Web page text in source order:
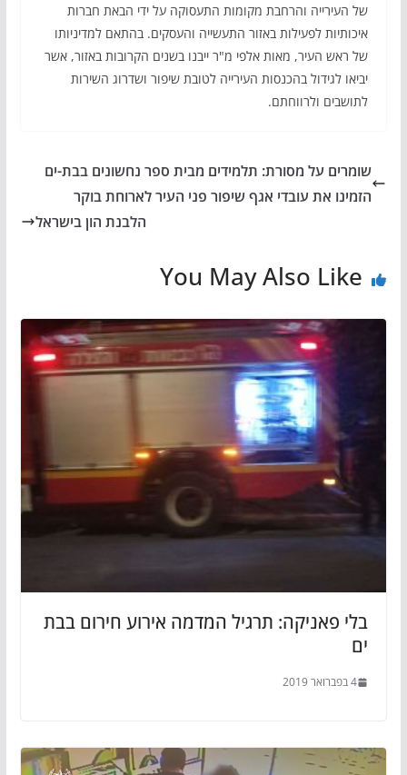
של העירייה והרחבת מקומות התעסוקה על ידי הבאת חברות
איכותיות לפעילות באזור התעשייה והעסקים. בהתאם למדיניותו
של ראש העיר, מאות אלפי מ"ר ייבנו בשנים הקרובות באזור, אשר
יביאו לגידול בהכנסות העירייה לטובת שיפור ושדרוג השירות
לתושבים ולרווחתם.
שומרים על מסורת: תלמידים מבית ספר נחשונים בבת-ים
הזמינו את עובדי אגף שיפור פני העיר לארוחת בוקר
הלבנת הון בישראל
You May Also Like
בלי פאניקה: תרגיל המדמה אירוע חירום בבת
ים
4 בפברואר 2019